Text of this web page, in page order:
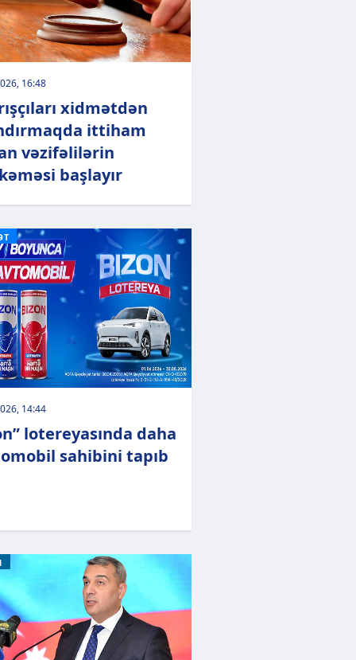
16:48
xidmətdən
ittiham
vəzifəlilərin
başlayır
14:44
lotereyasında daha
sahibini tapıb